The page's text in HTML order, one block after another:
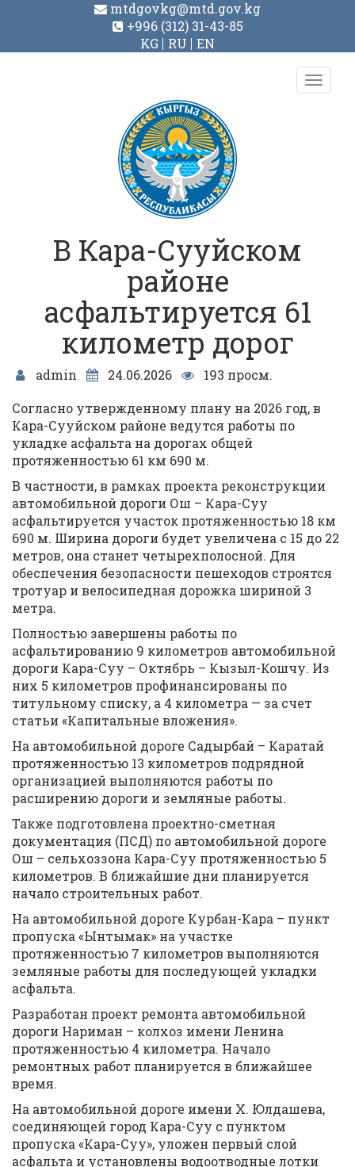
mtdgovkg@mtd.gov.kg
+996 (312) 31-43-85
KG
RU EN
Toggle
В Кара-Сууйском
районе
асфальтируется 61
километр дорог
admin 24.06.2026
193 просм.
Согласно утвержденному плану на 2026 год, в
Кара-Сууйском районе ведутся работы по
укладке асфальта на дорогах общей
протяженностью 61 км 690 м.
В частности, в рамках проекта реконструкции
автомобильной дороги Ош – Кара-Суу
асфальтируется участок протяженностью 18 км
690 м. Ширина дороги будет увеличена с 15 до 22
метров, она станет четырехполосной. Для
обеспечения безопасности пешеходов строятся
тротуар и велосипедная дорожка шириной 3
метра.
Полностью завершены работы по
асфальтированию 9 километров автомобильной
дороги Кара-Суу – Октябрь – Кызыл-Кошчу. Из
них 5 километров профинансированы по
титульному списку, а 4 километра — за счет
статьи «Капитальные вложения».
На автомобильной дороге Садырбай – Каратай
протяженностью 13 километров подрядной
организацией выполняются работы по
расширению дороги и земляные работы.
Также подготовлена проектно-сметная
документация (ПСД) по автомобильной дороге
Ош – сельхоззона Кара-Суу протяженностью 5
километров. В ближайшие дни планируется
начало строительных работ.
На автомобильной дороге Курбан-Кара – пункт
пропуска «Ынтымак» на участке
протяженностью 7 километров выполняются
земляные работы для последующей укладки
асфальта.
Разработан проект ремонта автомобильной
дороги Нариман – колхоз имени Ленина
протяженностью 4 километра. Начало
ремонтных работ планируется в ближайшее
время.
На автомобильной дороге имени Х. Юлдашева,
соединяющей город Кара-Суу с пунктом
пропуска «Кара-Суу», уложен первый слой
асфальта и установлены водоотводные лотки